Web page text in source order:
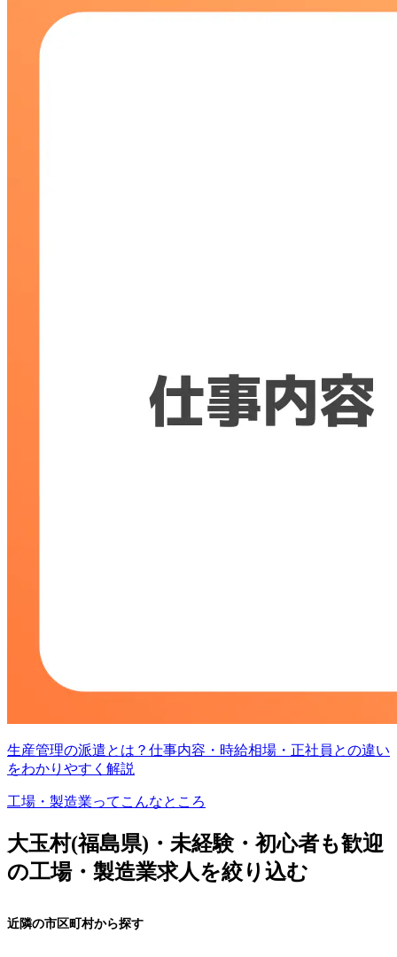
生産管理の派遣とは？仕事内容・時給相場・正社員との違い
をわかりやすく解説
工場・製造業ってこんなところ
大玉村(福島県)・未経験・初心者も歓迎
の工場・製造業求人を絞り込む
近隣の市区町村から探す